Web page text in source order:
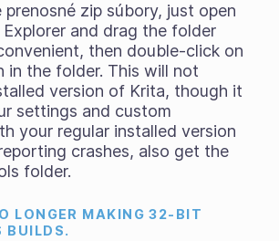
prenosné zip súbory, just open
and drag the folder
then double-click on
in the folder. This will not
version of Krita, though it
settings and custom
your regular installed version
crashes, also get the
folder.
LONGER MAKING 32-BIT
BUILDS.